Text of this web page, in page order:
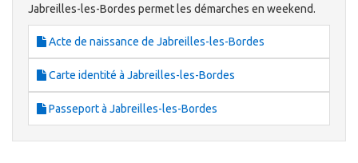
Jabreilles-les-Bordes permet les démarches en weekend.
Acte de naissance de Jabreilles-les-Bordes
Carte identité à Jabreilles-les-Bordes
Passeport à Jabreilles-les-Bordes